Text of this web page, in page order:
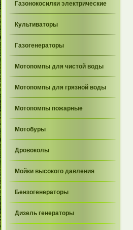
Газонокосилки электрические
Культиваторы
Газогенераторы
Мотопомпы для чистой воды
Мотопомпы для грязной воды
Мотопомпы пожарные
Мотобуры
Дровоколы
Мойки высокого давления
Бензогенераторы
Дизель генераторы